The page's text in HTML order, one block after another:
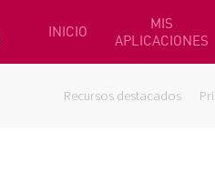
INICIO
MIS
APLICACIONES
Recursos destacados